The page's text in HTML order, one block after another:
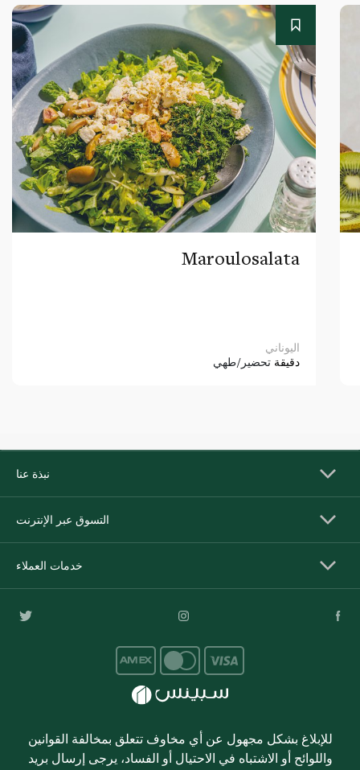
Maroulosalata
اليوناني
دقيقة تحضير/طهي
نبذة عنا
التسوق عبر الإنترنت
خدمات العملاء
للإبلاغ بشكل مجهول عن أي مخاوف تتعلق بمخالفة القوانين
واللوائح أو الاشتباه في الاحتيال أو الفساد، يرجى إرسال بريد